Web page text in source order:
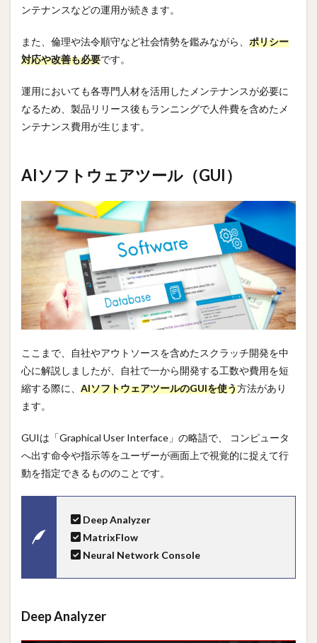
ンテナンスなどの運用が続きます。
また、倫理や法令順守など社会情勢を鑑みながら、 ポリシー
対応や改善も必要です。
運用においても各専門人材を活用したメンテナンスが必要に
なるため、製品リリース後もランニングで人件費を含めたメ
ンテナンス費用が生じます。
AIソフトウェアツール（GUI）
ここまで、自社やアウトソースを含めたスクラッチ開発を中
心に解説しましたが、自社で一から開発する工数や費用を短
縮する際に、 AIソフトウェアツールのGUIを使う方法があり
ます。
GUIは「Graphical User Interface」の略語で、 コンピュータ
へ出す命令や指示等をユーザーが画面上で視覚的に捉えて行
動を指定できるもののことです。
Deep Analyzer
MatrixFlow
Neural Network Console
Deep Analyzer